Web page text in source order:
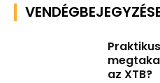
az XTB?